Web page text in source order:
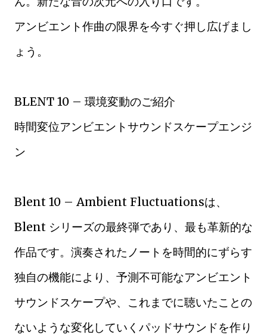
アンビエント作曲の限界を今すぐ押し広げまし
ょう。
BLENT 10 – 環境変動のご紹介
時間変位アンビエントサウンドスケープエンジ
ン
Blent 10 – Ambient Fluctuationsは、
Blent シリーズの最終弾であり、最も革新的な
作品です。演奏されたノートを時間的にずらす
独自の機能により、予測不可能なアンビエント
サウンドスケープや、これまでに聴いたことの
ないような変化していくパッドサウンドを作り